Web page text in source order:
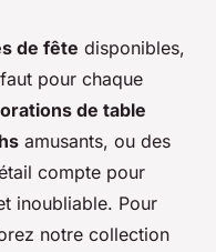
de fête disponibles,
pour chaque
de table
amusants, ou des
compte pour
inoubliable. Pour
notre collection